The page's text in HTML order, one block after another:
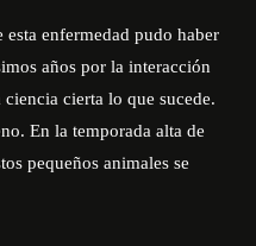
enfermedad pudo haber
años por la interacción
cierta lo que sucede.
En la temporada alta de
pequeños animales se